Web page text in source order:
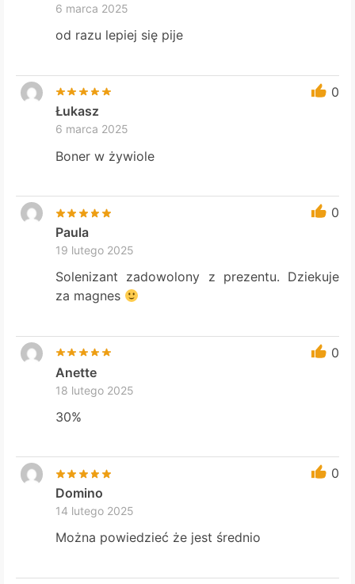
6 marca 2025
od razu lepiej się pije
0
Łukasz
6 marca 2025
Boner w żywiole
0
Paula
19 lutego 2025
Solenizant zadowolony z prezentu. Dziekuje
za magnes
0
Anette
18 lutego 2025
30%
0
Domino
14 lutego 2025
Można powiedzieć że jest średnio